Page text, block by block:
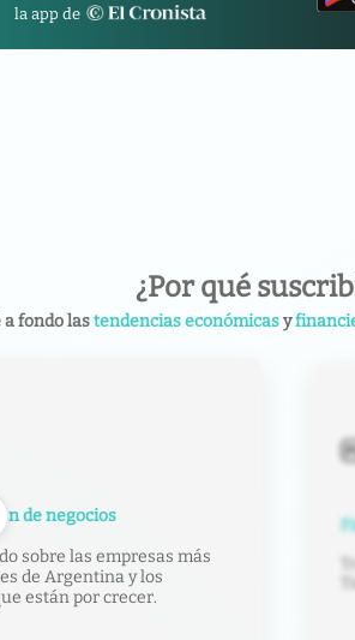
la app de
¿Por qué
a fondo lastendencias económicasy
de negocios
sobre las empresas más
de Argentina y los
están por crecer.